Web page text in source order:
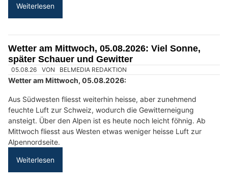
04.08.26 VON BELMEDIA REDAKTION
Am Donnerstag, 30.07.2026, gegen 18.55 Uhr, ging bei der
Notruf- und Einsatzzentrale der Kantonspolizei St. Gallen die
Meldung ein, dass mehrere Personen auf dem Walensee mit
Stand-up-Paddle-Boards (SUP) unterwegs waren und von